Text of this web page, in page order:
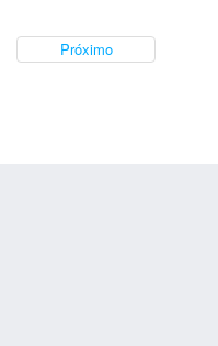
Próximo